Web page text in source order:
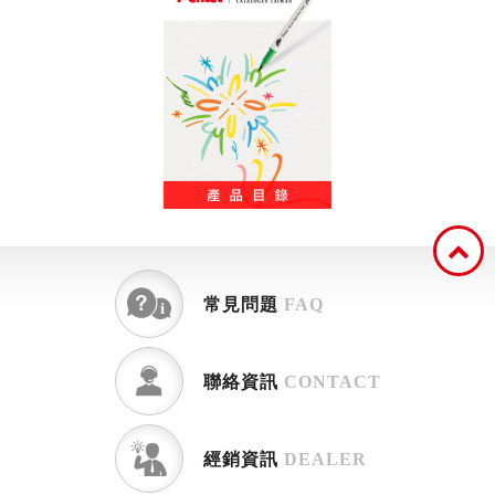
常見問題 FAQ
聯絡資訊 CONTACT
經銷資訊 DEALER